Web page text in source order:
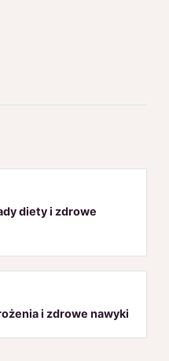
diety i zdrowe
i zdrowe nawyki